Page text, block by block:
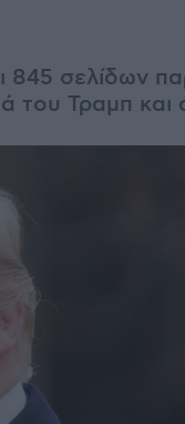
σελίδων
του Τραμπ